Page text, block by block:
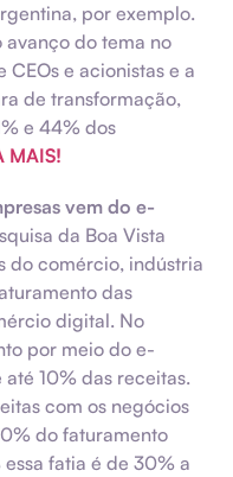
por exemplo.
do tema no
e acionistas e a
de transformação,
e 44% dos
MAIS!
vem do e-
da Boa Vista
do comércio, indústria
das
digital. No
por meio do e-
10% das receitas.
com os negócios
do faturamento
fatia é de 30% a